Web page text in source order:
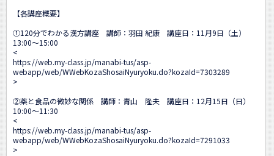
【各講座概要】
①120分でわかる漢方講座　講師：羽田 紀康　講座日：11月9日（土）
13:00～15:00
<
https://web.my-class.jp/manabi-tus/asp-
webapp/web/WWebKozaShosaiNyuryoku.do?kozaId=7303289
>
②薬と食品の微妙な関係　講師：青山　隆夫　講座日：12月15日（日）
10:00～11:30
<
https://web.my-class.jp/manabi-tus/asp-
webapp/web/WWebKozaShosaiNyuryoku.do?kozaId=7291033
>